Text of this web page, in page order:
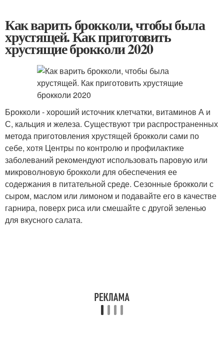
Как варить брокколи, чтобы была
хрустящей. Как приготовить
хрустящие брокколи 2020
Брокколи - хороший источник клетчатки, витаминов А и
С, кальция и железа. Существуют три распространенных
метода приготовления хрустящей брокколи сами по
себе, хотя Центры по контролю и профилактике
заболеваний рекомендуют использовать паровую или
микроволновую брокколи для обеспечения ее
содержания в питательной среде. Сезонные брокколи с
сыром, маслом или лимоном и подавайте его в качестве
гарнира, поверх риса или смешайте с другой зеленью
для вкусного салата.